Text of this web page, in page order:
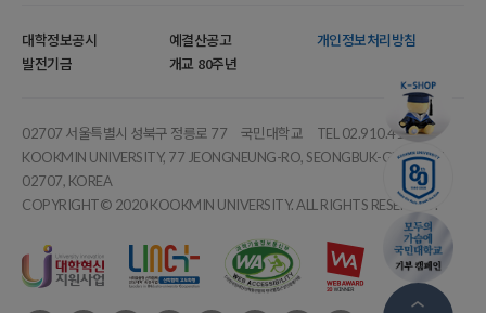
대학정보공시 예결산공고
개인정보처리방침
발전기금
개교 80주년
02707 서울특별시 성북구 정릉로 77 국민대학교
TEL 02.910.4114
KOOKMIN UNIVERSITY, 77 JEONGNEUNG-RO, SEONGBUK-GU, SEOUL,
02707, KOREA
COPYRIGHT© 2020 KOOKMIN UNIVERSITY. ALL RIGHTS RESERVED.